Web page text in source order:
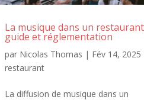
La musique dans un
guide et réglementation
par Nicolas Thomas | Fév 14, 2025
restaurant
La diffusion de musique dans un